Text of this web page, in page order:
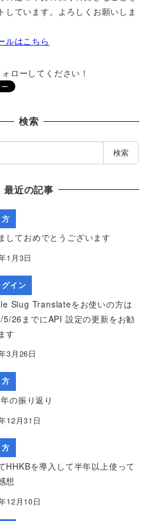
しています。よろしくお願いしま
ルはこちら
ローしてください！
検索
検索
最近の記事
しておめでとうございます
1月3日
グイン
Slug Translateをお使いの方は
26までにAPI 設定の更新をお勧
す
3月26日
の振り返り
12月31日
HHKBを導入して半年以上使って
想
12月10日